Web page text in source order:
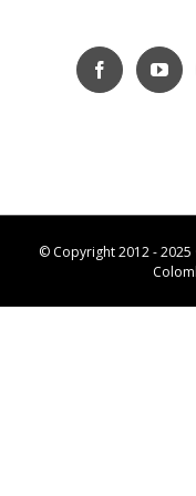
© Copyright 2012 - 2025